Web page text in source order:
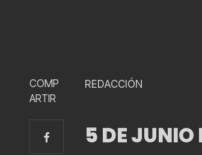
COMP
ARTIR
REDACCIÓN
5 DE